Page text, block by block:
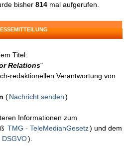
bisher814 mal aufgerufen.
Titel:
Relations"
redaktionellen Verantwortung von
(Nachricht senden )
Informationen zum
TMG - TeleMedianGesetz) und dem
DSGVO).